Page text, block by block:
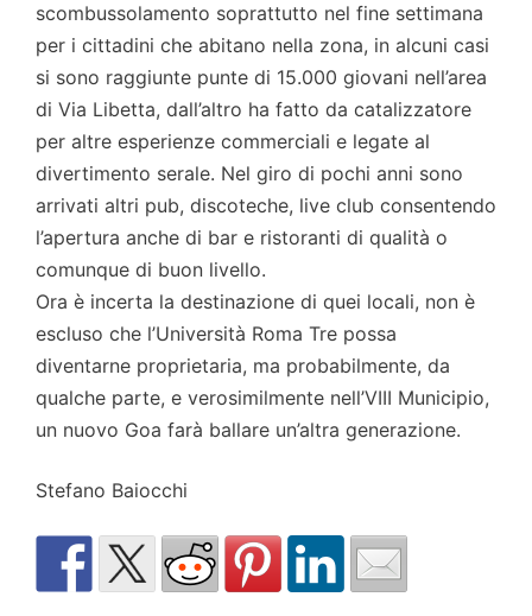
scombussolamento soprattutto nel fine settimana
per i cittadini che abitano nella zona, in alcuni casi
si sono raggiunte punte di 15.000 giovani nell’area
di Via Libetta, dall’altro ha fatto da catalizzatore
per altre esperienze commerciali e legate al
divertimento serale. Nel giro di pochi anni sono
arrivati altri pub, discoteche, live club consentendo
l’apertura anche di bar e ristoranti di qualità o
comunque di buon livello.
Ora è incerta la destinazione di quei locali, non è
escluso che l’Università Roma Tre possa
diventarne proprietaria, ma probabilmente, da
qualche parte, e verosimilmente nell’VIII Municipio,
un nuovo Goa farà ballare un’altra generazione.
Stefano Baiocchi